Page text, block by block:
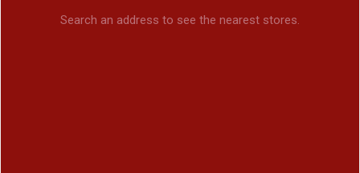
Search an address to see the nearest stores.